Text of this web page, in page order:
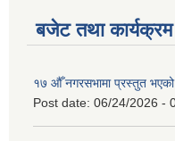
बजेट तथा कार्यक्रम
१७ औँ नगरसभामा प्रस्तुत
Post date: 06/24/2026 -